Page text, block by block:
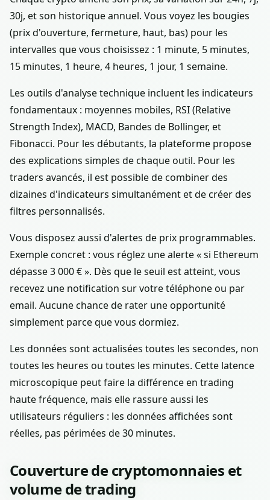
30j, et son historique annuel. Vous voyez les bougies
(prix d'ouverture, fermeture, haut, bas) pour les
intervalles que vous choisissez : 1 minute, 5 minutes,
15 minutes, 1 heure, 4 heures, 1 jour, 1 semaine.
Les outils d'analyse technique incluent les indicateurs
fondamentaux : moyennes mobiles, RSI (Relative
Strength Index), MACD, Bandes de Bollinger, et
Fibonacci. Pour les débutants, la plateforme propose
des explications simples de chaque outil. Pour les
traders avancés, il est possible de combiner des
dizaines d'indicateurs simultanément et de créer des
filtres personnalisés.
Vous disposez aussi d'alertes de prix programmables.
Exemple concret : vous réglez une alerte « si Ethereum
dépasse 3 000 € ». Dès que le seuil est atteint, vous
recevez une notification sur votre téléphone ou par
email. Aucune chance de rater une opportunité
simplement parce que vous dormiez.
Les données sont actualisées toutes les secondes, non
toutes les heures ou toutes les minutes. Cette latence
microscopique peut faire la différence en trading
haute fréquence, mais elle rassure aussi les
utilisateurs réguliers : les données affichées sont
réelles, pas périmées de 30 minutes.
Couverture de cryptomonnaies et
volume de trading